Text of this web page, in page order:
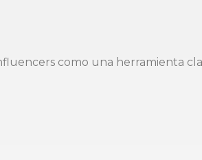
como una herramienta